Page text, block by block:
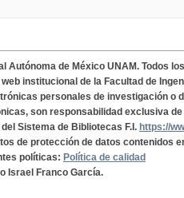
Autónoma de México UNAM. Todos
institucional de la Facultad de
personales de investigación o
son responsabilidad exclusiva
Sistema de Bibliotecas F.I. https://
de protección de datos contenidos
políticas: Política de calidad
Israel Franco García.